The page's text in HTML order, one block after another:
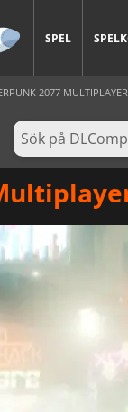
SPEL
2077